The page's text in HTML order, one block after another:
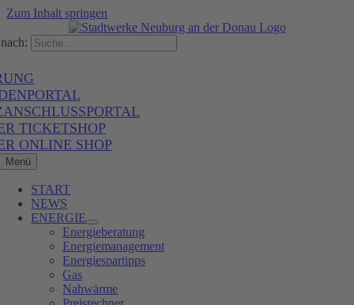
Zum Inhalt springen
TICKETSHOP
ONLINE SHOP
Menü
START
NEWS
ENERGIE
Energieberatung
Energiemanagement
Energiespartipps
Gas
Nahwärme